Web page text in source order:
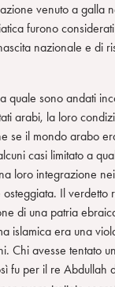
venuto a galla
furono
nazionale e di
quale sono andati
arabi, la loro
se il mondo arabo
casi limitato a
loro integrazione
Il verdetto
di una patria
islamica era una
Chi avesse tentato
fu per il re Abdullah